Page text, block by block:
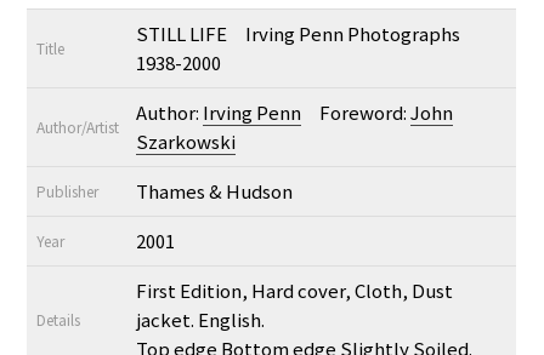
Title
STILL LIFE Irving Penn Photographs
1938-2000
Author/Artist
Author: Irving Penn Foreword:John
Szarkowski
Publisher Thames & Hudson
Year 2001
Details
First Edition, Hard cover, Cloth, Dust
jacket. English.
Top edge Bottom edge Slightly Soiled.